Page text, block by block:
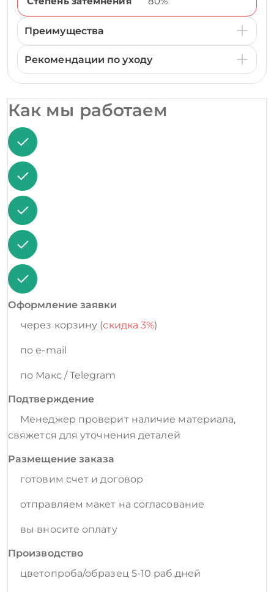
Преимущества
Рекомендации по уходу
Как мы работаем
Оформление заявки
через корзину (скидка 3%)
по e-mail
по Макс / Telegram
Подтверждение
Менеджер проверит наличие материала,
свяжется для уточнения деталей
Размещение заказа
готовим счет и договор
отправляем макет на согласование
вы вносите оплату
Производство
цветопроба/образец 5-10 раб.дней